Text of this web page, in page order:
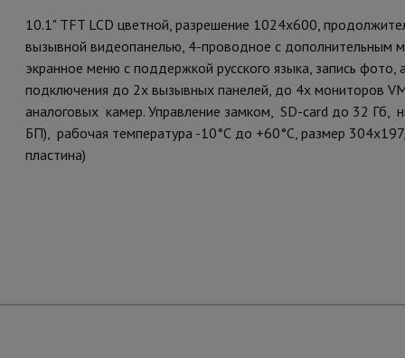
10.1" TFT LCD цветной, разрешение 1024x600,
вызывной видеопанелью, 4-проводное с дополнительным
экранное меню с поддержкой русского языка, запись
подключения до 2х вызывных панелей, до 4х мониторов
аналоговых камер. Управление замком, SD-card до 32 Гб,
БП), рабочая температура -10°С до +60°С, размер
пластина)